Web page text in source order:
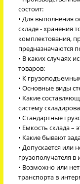
состоит:
• Для выполнения
складе - хранения
комплектования,
предназначаются
• В каких случаях
товаров:
• К
• Основные виды
• Какие
систему
• Стандартные
• Емкость склада –
• Какие бывают
• Допускается или
грузополучателя
• Возможно или
транспорта в